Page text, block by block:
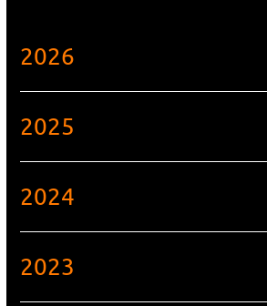
2026
2025
2024
2023